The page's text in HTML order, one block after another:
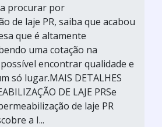
procurar por
de laje PR, saiba que acabou
que é altamente
uma cotação na
encontrar qualidade e
só lugar.MAIS DETALHES
DE LAJE PRSe
de laje PR
a I...